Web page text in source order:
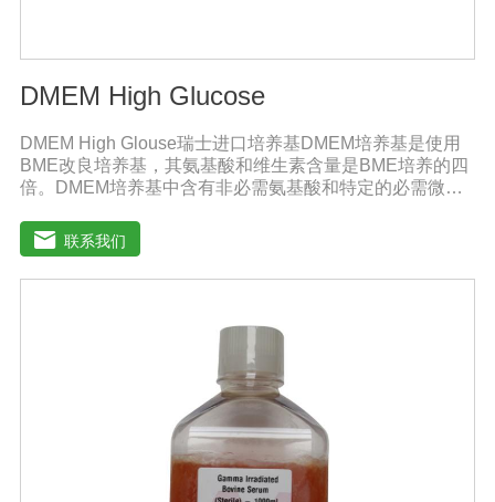
DMEM High Glucose
DMEM High Glouse瑞士进口培养基DMEM培养基是使用
BME改良培养基，其氨基酸和维生素含量是BME培养的四
倍。DMEM培养基中含有非必需氨基酸和特定的必需微量
基葡萄糖的含量为1000 mg/L，高糖DMEM培养基葡萄糖的
含量为4500 mg/L。DMEM早期用来培养鼠胚胎细胞。如今
DMEM培养基广泛应用于普通和转化的鼠细胞和鸡细胞的
联系我们